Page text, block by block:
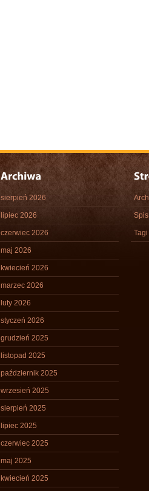
sierpień 2026
lipiec 2026
czerwiec 2026
maj 2026
kwiecień 2026
marzec 2026
luty 2026
styczeń 2026
grudzień 2025
listopad 2025
październik 2025
wrzesień 2025
sierpień 2025
lipiec 2025
czerwiec 2025
maj 2025
kwiecień 2025
Tagi